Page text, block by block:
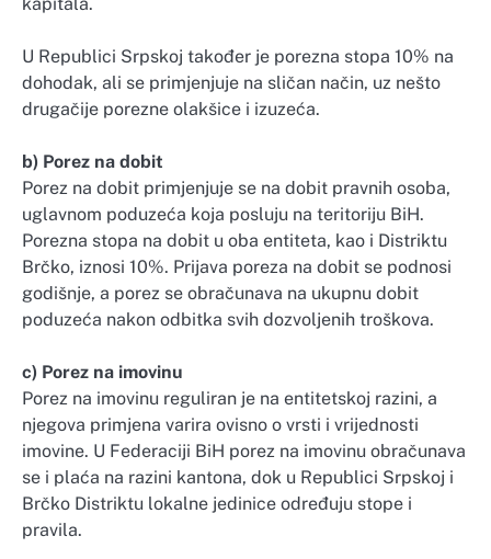
U Republici Srpskoj također je porezna stopa 10% na
dohodak, ali se primjenjuje na sličan način, uz nešto
drugačije porezne olakšice i izuzeća.
b) Porez na dobit
Porez na dobit primjenjuje se na dobit pravnih osoba,
uglavnom poduzeća koja posluju na teritoriju BiH.
Porezna stopa na dobit u oba entiteta, kao i Distriktu
Brčko, iznosi 10%. Prijava poreza na dobit se podnosi
godišnje, a porez se obračunava na ukupnu dobit
poduzeća nakon odbitka svih dozvoljenih troškova.
c) Porez na imovinu
Porez na imovinu reguliran je na entitetskoj razini, a
njegova primjena varira ovisno o vrsti i vrijednosti
imovine. U Federaciji BiH porez na imovinu obračunava
se i plaća na razini kantona, dok u Republici Srpskoj i
Brčko Distriktu lokalne jedinice određuju stope i
pravila.